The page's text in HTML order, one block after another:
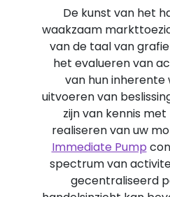
De kunst van het
waakzaam
van de taal van
het evalueren van
van hun inherente
uitvoeren van
zijn van kennis
realiseren van uw
Immediate Pump
spectrum van
gecentraliseerd